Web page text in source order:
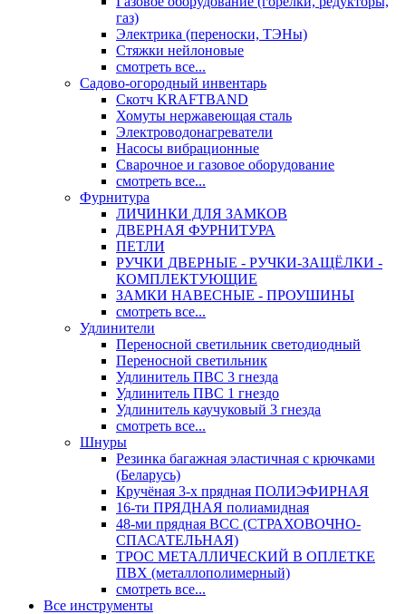
газ)
Электрика (переноски, ТЭНы)
Стяжки нейлоновые
смотреть все...
Садово-огородный инвентарь
Скотч KRAFTBAND
Хомуты нержавеющая сталь
Электроводонагреватели
Насосы вибрационные
Сварочное и газовое оборудование
смотреть все...
Фурнитура
ЛИЧИНКИ ДЛЯ ЗАМКОВ
ДВЕРНАЯ ФУРНИТУРА
ПЕТЛИ
РУЧКИ ДВЕРНЫЕ - РУЧКИ-ЗАЩЁЛКИ -
КОМПЛЕКТУЮЩИЕ
ЗАМКИ НАВЕСНЫЕ - ПРОУШИНЫ
смотреть все...
Удлинители
Переносной светильник светодиодный
Переносной светильник
Удлинитель ПВС 3 гнезда
Удлинитель ПВС 1 гнездо
Удлинитель каучуковый 3 гнезда
смотреть все...
Шнуры
Резинка багажная эластичная с крючками
(Беларусь)
Кручёная 3-х прядная ПОЛИЭФИРНАЯ
16-ти ПРЯДНАЯ полиамидная
48-ми прядная ВСС (СТРАХОВОЧНО-
СПАСАТЕЛЬНАЯ)
ТРОС МЕТАЛЛИЧЕСКИЙ В ОПЛЕТКЕ
ПВХ (металлополимерный)
смотреть все...
Все инструменты